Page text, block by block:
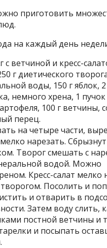
приготовить
на каждый день
с ветчиной и кресс-
г диетического
воды, 150 г яблок,
немного хрена, 1 пучок
100 г ветчины,
перец.
на четыре части,
нарезать.
Творог смешать с
водой. Можно
Кресс-салат мелко
Посолить и
и отварить в
Затем воду слить,
постной ветчины и
и посыпать